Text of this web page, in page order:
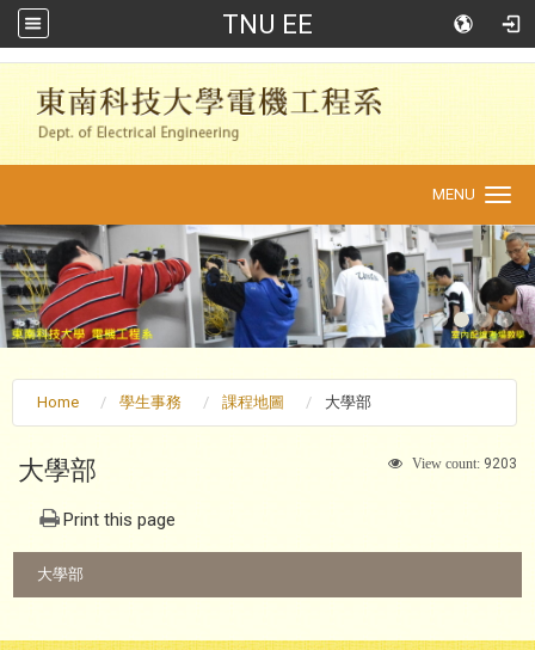
TNU EE
:::
navigation
MENU
Home 學生事務 課程地圖 大學部
View count: 9203
大學部
Print this page
大學部